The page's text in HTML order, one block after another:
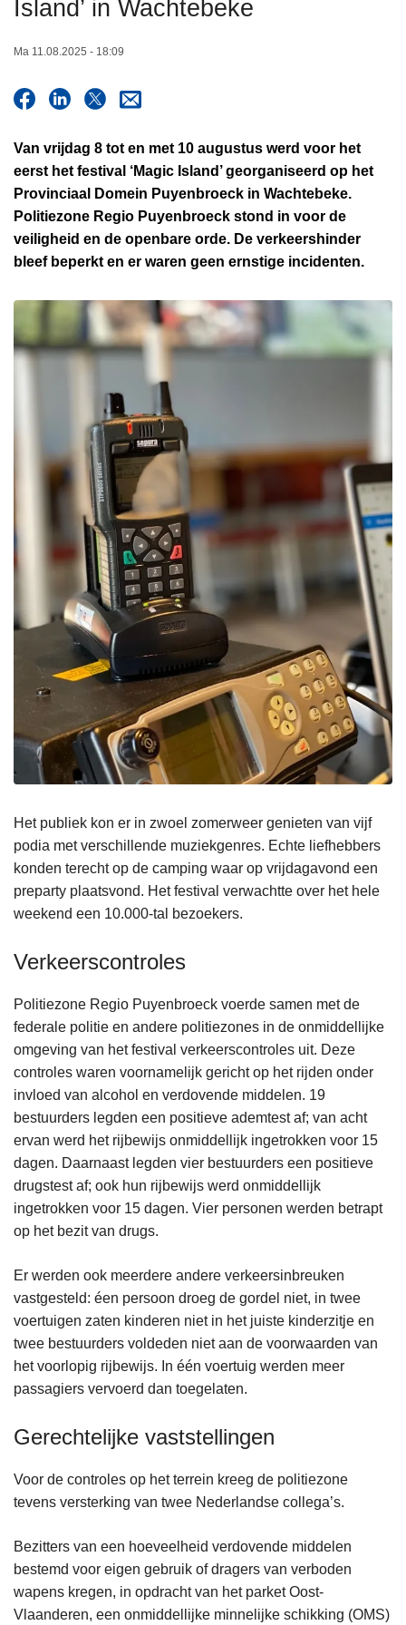
Island’ in Wachtebeke
Ma 11.08.2025 - 18:09
Van vrijdag 8 tot en met 10 augustus werd voor het
eerst het festival ‘Magic Island’ georganiseerd op het
Provinciaal Domein Puyenbroeck in Wachtebeke.
Politiezone Regio Puyenbroeck stond in voor de
veiligheid en de openbare orde. De verkeershinder
bleef beperkt en er waren geen ernstige incidenten.
Het publiek kon er in zwoel zomerweer genieten van vijf
podia met verschillende muziekgenres. Echte liefhebbers
konden terecht op de camping waar op vrijdagavond een
preparty plaatsvond. Het festival verwachtte over het hele
weekend een 10.000-tal bezoekers.
Verkeerscontroles
Politiezone Regio Puyenbroeck voerde samen met de
federale politie en andere politiezones in de onmiddellijke
omgeving van het festival verkeerscontroles uit. Deze
controles waren voornamelijk gericht op het rijden onder
invloed van alcohol en verdovende middelen. 19
bestuurders legden een positieve ademtest af; van acht
ervan werd het rijbewijs onmiddellijk ingetrokken voor 15
dagen. Daarnaast legden vier bestuurders een positieve
drugstest af; ook hun rijbewijs werd onmiddellijk
ingetrokken voor 15 dagen. Vier personen werden betrapt
op het bezit van drugs.
Er werden ook meerdere andere verkeersinbreuken
vastgesteld: éen persoon droeg de gordel niet, in twee
voertuigen zaten kinderen niet in het juiste kinderzitje en
twee bestuurders voldeden niet aan de voorwaarden van
het voorlopig rijbewijs. In één voertuig werden meer
passagiers vervoerd dan toegelaten.
Gerechtelijke vaststellingen
Voor de controles op het terrein kreeg de politiezone
tevens versterking van twee Nederlandse collega’s.
Bezitters van een hoeveelheid verdovende middelen
bestemd voor eigen gebruik of dragers van verboden
wapens kregen, in opdracht van het parket Oost-
Vlaanderen, een onmiddellijke minnelijke schikking (OMS)